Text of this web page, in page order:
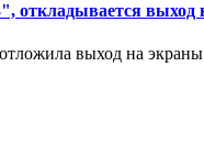
выход
выход на экраны